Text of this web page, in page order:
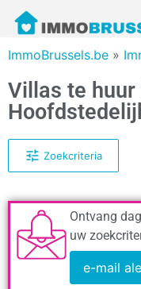
ImmoBrussels.be »
Villas te
Zoekcriteria
Ontvang
uw
e-mail